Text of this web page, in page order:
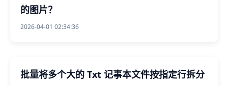
的图片？
2026-04-01 02:34:36
批量将多个大的 Txt 记事本文件按指定行拆分